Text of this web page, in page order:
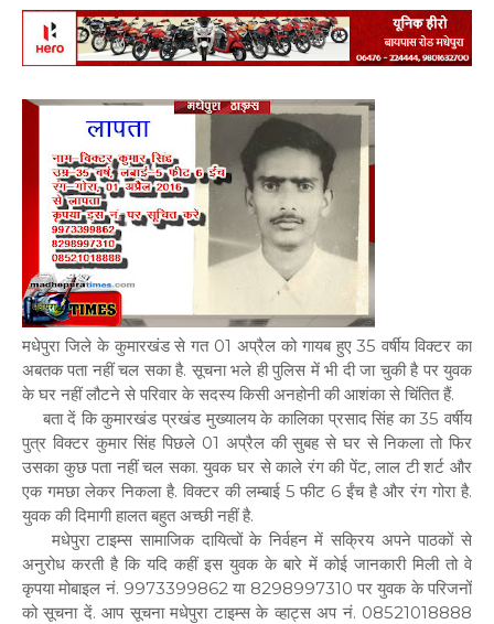
मधेपुरा जिले के कुमारखंड से गत 01 अप्रैल को गायब हुए 35 वर्षीय विक्टर का
अबतक पता नहीं चल सका है. सूचना भले ही पुलिस में भी दी जा चुकी है पर युवक
के घर नहीं लौटने से परिवार के सदस्य किसी अनहोनी की आशंका से चिंतित हैं.
बता दें कि कुमारखंड प्रखंड मुख्यालय के कालिका प्रसाद सिंह का 35 वर्षीय
पुत्र विक्टर कुमार सिंह पिछले 01 अप्रैल की सुबह से घर से निकला तो फिर
उसका कुछ पता नहीं चल सका. युवक घर से काले रंग की पेंट, लाल टी शर्ट और
एक गमछा लेकर निकला है. विक्टर की लम्बाई 5 फीट 6 ईंच है और रंग गोरा है.
युवक की दिमागी हालत बहुत अच्छी नहीं है.
मधेपुरा टाइम्स सामाजिक दायित्वों के निर्वहन में सक्रिय अपने पाठकों से
अनुरोध करती है कि यदि कहीं इस युवक के बारे में कोई जानकारी मिली तो वे
कृपया मोबाइल नं. 9973399862 या 8298997310 पर युवक के परिजनों
को सूचना दें. आप सूचना मधेपुरा टाइम्स के व्हाट्स अप नं. 08521018888